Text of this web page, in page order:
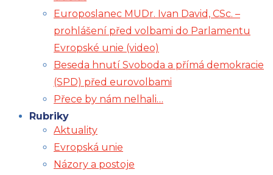
Europoslanec MUDr. Ivan David, CSc. –
prohlášení před volbami do Parlamentu
Evropské unie (video)
Beseda hnutí Svoboda a přímá demokracie
(SPD) před eurovolbami
Přece by nám nelhali…
Rubriky
Aktuality
Evropská unie
Názory a postoje